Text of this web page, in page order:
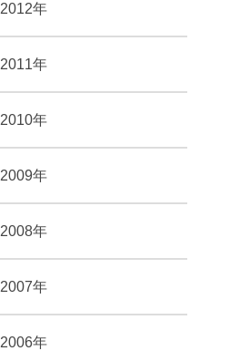
2012年
2011年
2010年
2009年
2008年
2007年
2006年